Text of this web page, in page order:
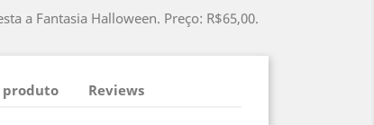
a Fantasia Halloween. Preço: R$65,00.
produto Reviews